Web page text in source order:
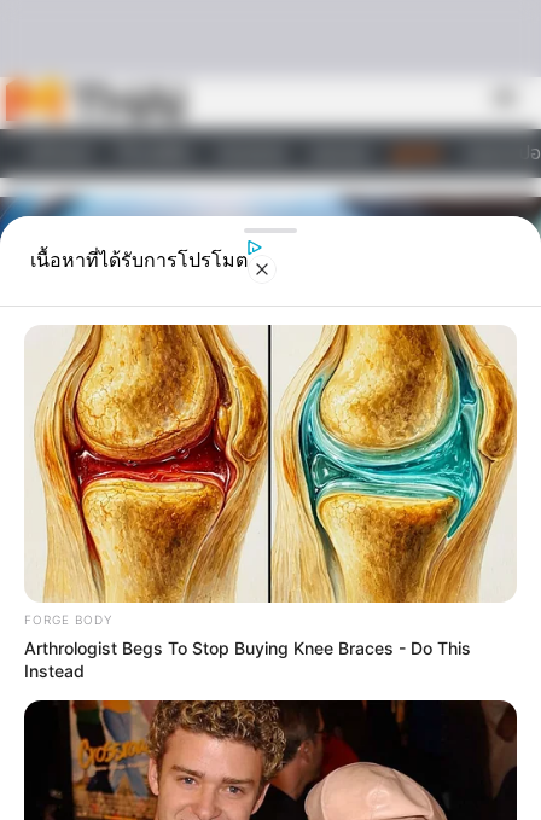
วอลเปเ
ไลฟ์สไตล์
ดูดวง
3 ราศีช่วงนี้ต้องระวัง! มี
เกณฑ์เสี่ยงอุบัติเหตุ
เนื้อหาที่ได้รับการโปรโมต
FORGE BODY
Arthrologist Begs To Stop Buying Knee Braces - Do This
Instead